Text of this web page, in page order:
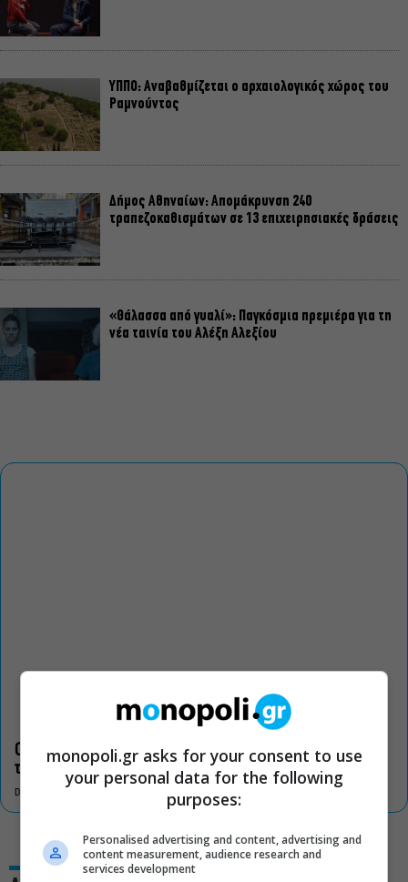
ΥΠΠΟ: Αναβαθμίζεται ο αρχαιολογικός χώρος του
Ραμνούντος
Δήμος Αθηναίων: Απομάκρυνση 240
τραπεζοκαθισμάτων σε 13 επιχειρησιακές δράσεις
«Θάλασσα από γυαλί»: Παγκόσμια πρεμιέρα για τη
νέα ταινία του Αλέξη Αλεξίου
Οι «Τρωάδες» στην Επίδαυρο αλλάζουν την αντίληψη για
τον πολιτισμό
DON'T MISS
monopoli.gr asks for your consent to use
your personal data for the following
purposes:
Personalised advertising and content, advertising and
content measurement, audience research and
services development